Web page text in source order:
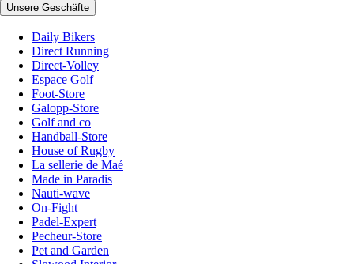
Unsere Geschäfte
Daily Bikers
Direct Running
Direct-Volley
Espace Golf
Foot-Store
Galopp-Store
Golf and co
Handball-Store
House of Rugby
La sellerie de Maé
Made in Paradis
Nauti-wave
On-Fight
Padel-Expert
Pecheur-Store
Pet and Garden